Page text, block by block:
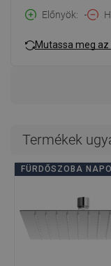
Előnyök
-
Mutassa meg
Termékek
FÜRDŐSZOBA